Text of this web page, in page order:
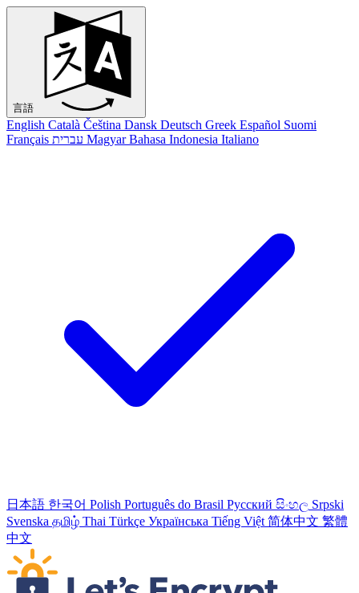
言語
English Català Čeština Dansk Deutsch Greek Español Suomi
Français עברית Magyar Bahasa Indonesia Italiano
日本語 한국어 Polish Português do Brasil Русский සිංහල Srpski
Svenska தமிழ் Thai Türkçe Українська Tiếng Việt 简体中文 繁體
中文
ナビゲーションリンクをスキップ